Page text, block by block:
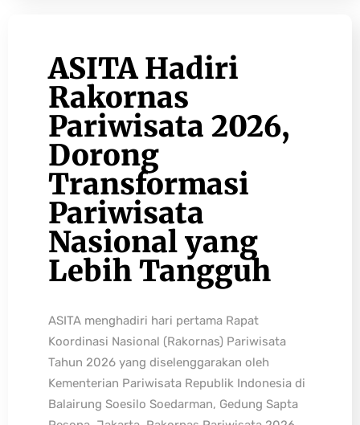
ASITA Hadiri
Rakornas
Pariwisata 2026,
Dorong
Transformasi
Pariwisata
Nasional yang
Lebih Tangguh
ASITA menghadiri hari pertama Rapat
Koordinasi Nasional (Rakornas) Pariwisata
Tahun 2026 yang diselenggarakan oleh
Kementerian Pariwisata Republik Indonesia di
Balairung Soesilo Soedarman, Gedung Sapta